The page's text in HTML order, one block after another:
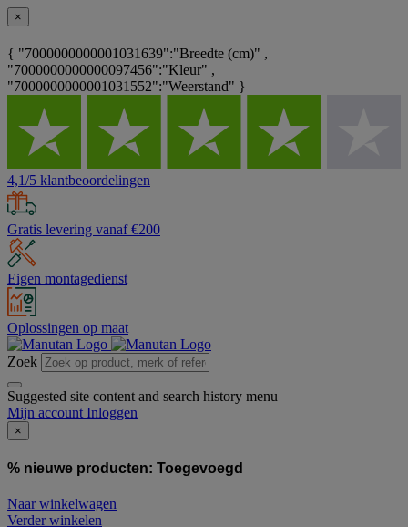
×
{ "7000000000001031639":"Breedte (cm)" ,
"7000000000000097456":"Kleur" ,
"7000000000001031552":"Weerstand" }
4,1/5 klantbeoordelingen
Gratis levering vanaf €200
Eigen montagedienst
Oplossingen op maat
Zoek
Suggested site content and search history menu
Mijn account Inloggen
×
% nieuwe producten: Toegevoegd
Naar winkelwagen
Verder winkelen